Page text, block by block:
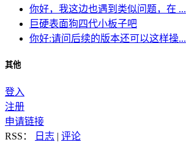
你好，我这边也遇到类似问题，在 ...
巨硬表面狗四代小板子吧
你好:请问后续的版本还可以这样操...
其他
登入
注册
申请链接
RSS：
日志 | 评论